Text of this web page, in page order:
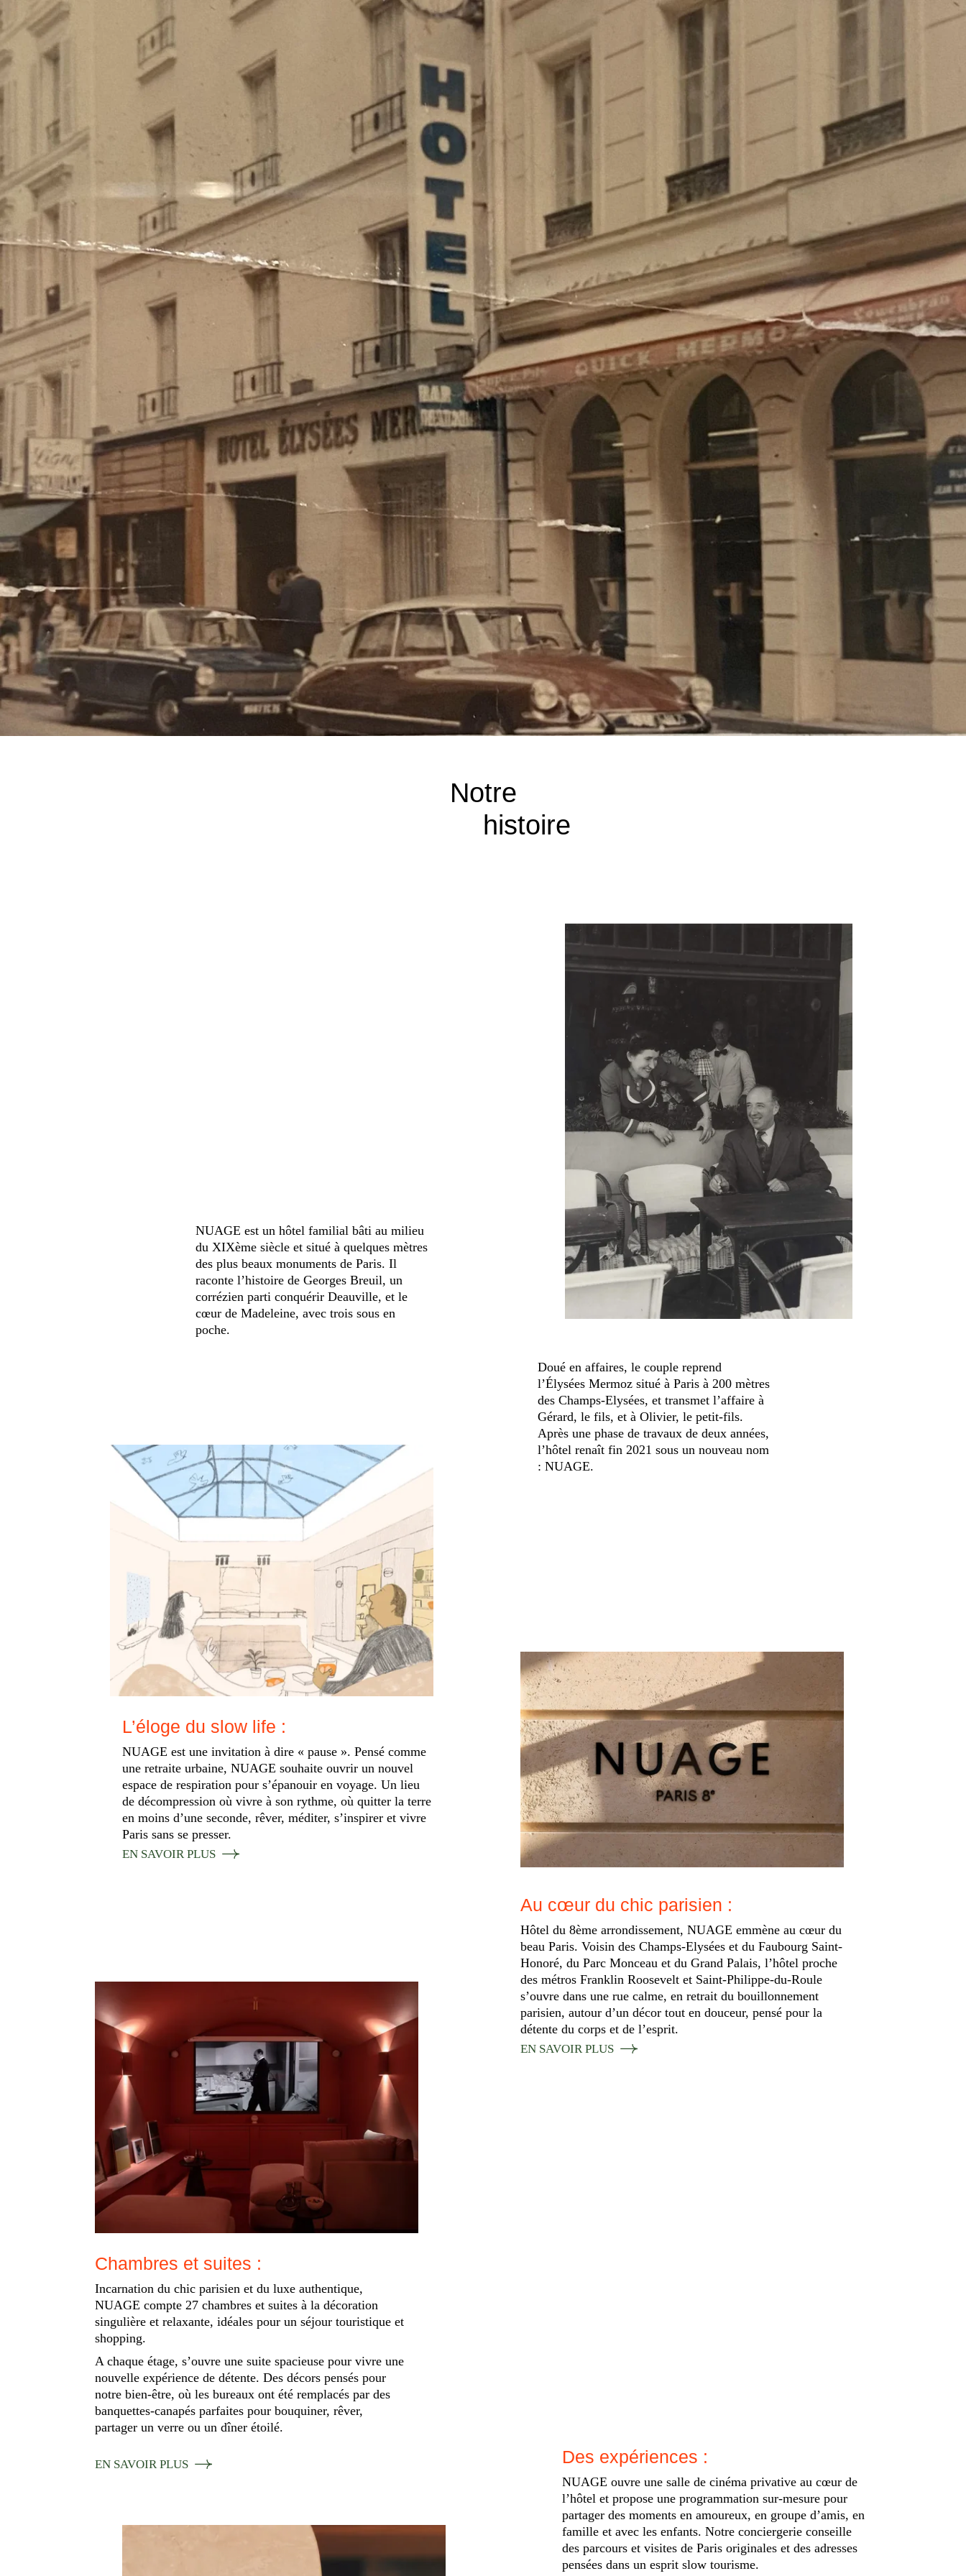
Notre
histoire
NUAGE est un hôtel familial bâti au milieu
du XIXème siècle et situé à quelques mètres
des plus beaux monuments de Paris. Il
raconte l’histoire de Georges Breuil, un
corrézien parti conquérir Deauville, et le
cœur de Madeleine, avec trois sous en
poche.
Doué en affaires, le couple reprend
l’Élysées Mermoz situé à Paris à 200 mètres
des Champs-Elysées, et transmet l’affaire à
Gérard, le fils, et à Olivier, le petit-fils.
Après une phase de travaux de deux années,
l’hôtel renaît fin 2021 sous un nouveau nom
: NUAGE.
L’éloge du slow life :
NUAGE est une invitation à dire « pause ». Pensé comme
une retraite urbaine, NUAGE souhaite ouvrir un nouvel
espace de respiration pour s’épanouir en voyage. Un lieu
de décompression où vivre à son rythme, où quitter la terre
en moins d’une seconde, rêver, méditer, s’inspirer et vivre
Paris sans se presser.
EN SAVOIR PLUS
Au cœur du chic parisien :
Hôtel du 8ème arrondissement, NUAGE emmène au cœur du
beau Paris. Voisin des Champs-Elysées et du Faubourg Saint-
Honoré, du Parc Monceau et du Grand Palais, l’hôtel proche
des métros Franklin Roosevelt et Saint-Philippe-du-Roule
s’ouvre dans une rue calme, en retrait du bouillonnement
parisien, autour d’un décor tout en douceur, pensé pour la
détente du corps et de l’esprit.
EN SAVOIR PLUS
Chambres et suites :
Incarnation du chic parisien et du luxe authentique,
NUAGE compte 27 chambres et suites à la décoration
singulière et relaxante, idéales pour un séjour touristique et
shopping.
A chaque étage, s’ouvre une suite spacieuse pour vivre une
nouvelle expérience de détente. Des décors pensés pour
notre bien-être, où les bureaux ont été remplacés par des
banquettes-canapés parfaites pour bouquiner, rêver,
partager un verre ou un dîner étoilé.
EN SAVOIR PLUS Des expériences :
NUAGE ouvre une salle de cinéma privative au cœur de
l’hôtel et propose une programmation sur-mesure pour
partager des moments en amoureux, en groupe d’amis, en
famille et avec les enfants. Notre conciergerie conseille
des parcours et visites de Paris originales et des adresses
pensées dans un esprit slow tourisme.